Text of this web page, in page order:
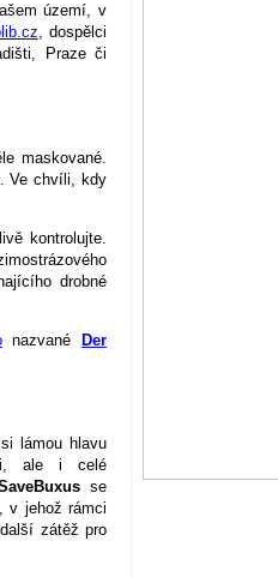
území, v
, dospělci
Praze či
maskované.
Ve chvíli, kdy
kontrolujte.
drobné
nazvanéDer
lámou hlavu
ale i celé
se
v jehož rámci
zátěž pro